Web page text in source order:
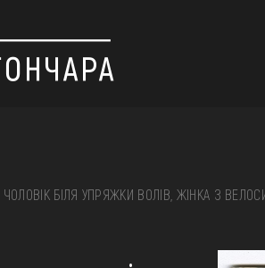
ЧОЛОВІК БІЛЯ УПРЯЖКИ ВОЛІВ, ЖІНКА З